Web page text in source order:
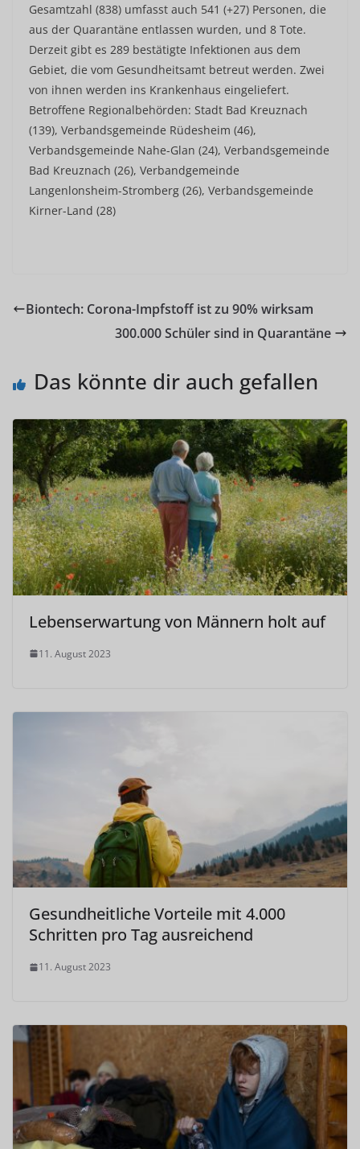
Gesamtzahl (838) umfasst auch 541 (+27) Personen, die
aus der Quarantäne entlassen wurden, und 8 Tote.
Derzeit gibt es 289 bestätigte Infektionen aus dem
Gebiet, die vom Gesundheitsamt betreut werden. Zwei
von ihnen werden ins Krankenhaus eingeliefert.
Betroffene Regionalbehörden: Stadt Bad Kreuznach
(139), Verbandsgemeinde Rüdesheim (46),
Verbandsgemeinde Nahe-Glan (24), Verbandsgemeinde
Bad Kreuznach (26), Verbandgemeinde
Langenlonsheim-Stromberg (26), Verbandsgemeinde
Kirner-Land (28)
Biontech: Corona-Impfstoff ist zu 90% wirksam
300.000 Schüler sind in Quarantäne
Das könnte dir auch gefallen
Lebenserwartung von Männern holt auf
11. August 2023
Gesundheitliche Vorteile mit 4.000
Schritten pro Tag ausreichend
11. August 2023